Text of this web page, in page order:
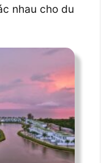
nhau cho du